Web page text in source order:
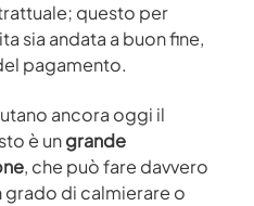
questo per
sia andata a buon fine,
pagamento.
ancora oggi il
è ungrande
, che può fare davvero
grado di calmierare o